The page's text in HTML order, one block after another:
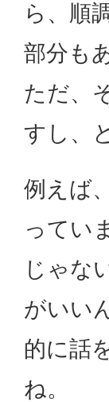
ら、順
部分も
ただ、
すし、
例えば
ってい
じゃな
がいい
的に話
ね。